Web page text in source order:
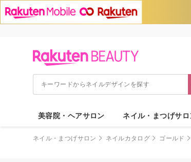
美容院・ヘアサロン ネイル・まつげサロ
ネイル・まつげサロン ネイルカタログ ゴールド